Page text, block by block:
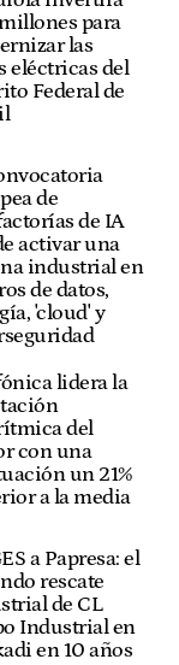
para
las
eléctricas del
Federal de
de
de IA
activar una
industrial en
de datos,
'cloud' y
lidera la
del
con una
un 21%
a la media
a Papresa: el
rescate
de CL
Industrial en
en 10 años